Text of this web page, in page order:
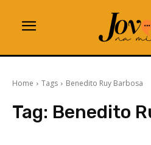
Home Tags Benedito Ruy Barbosa
Tag: Benedito